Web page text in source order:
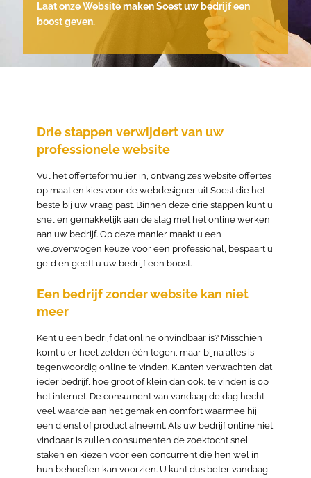
Laat onze Website maken Soest uw bedrijf een
boost geven.
Drie stappen verwijdert van uw
professionele website
Vul het offerteformulier in, ontvang zes website offertes
op maat en kies voor de webdesigner uit Soest die het
beste bij uw vraag past. Binnen deze drie stappen kunt u
snel en gemakkelijk aan de slag met het online werken
aan uw bedrijf. Op deze manier maakt u een
weloverwogen keuze voor een professional, bespaart u
geld en geeft u uw bedrijf een boost.
Een bedrijf zonder website kan niet
meer
Kent u een bedrijf dat online onvindbaar is? Misschien
komt u er heel zelden één tegen, maar bijna alles is
tegenwoordig online te vinden. Klanten verwachten dat
ieder bedrijf, hoe groot of klein dan ook, te vinden is op
het internet. De consument van vandaag de dag hecht
veel waarde aan het gemak en comfort waarmee hij
een dienst of product afneemt. Als uw bedrijf online niet
vindbaar is zullen consumenten de zoektocht snel
staken en kiezen voor een concurrent die hen wel in
hun behoeften kan voorzien. U kunt dus beter vandaag